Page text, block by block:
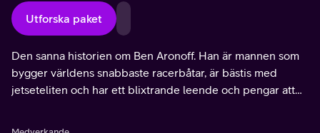
Utforska paket
Den sanna historien om Ben Aronoff. Han är mannen som
bygger världens snabbaste racerbåtar, är bästis med
jetseteliten och har ett blixtrande leende och pengar att